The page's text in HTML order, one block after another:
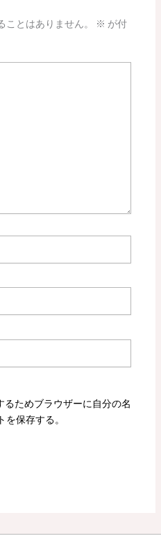
とはありません。 ※ が付
るためブラウザーに自分の名
保存する。